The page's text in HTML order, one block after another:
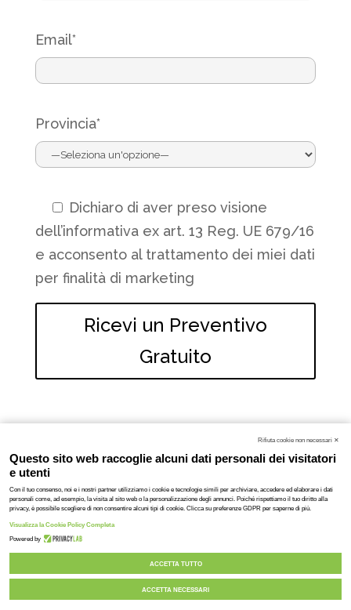
Email*
Provincia*
Dichiaro di aver preso visione
dell’informativaex art. 13 Reg. UE 679/16
e acconsento al trattamento dei miei dati
per finalità di marketing
Ricevi un Preventivo
Gratuito
© 2020-2023 DAV srl, tutti i diritti riservati
| P. IVA: 03701430369 |Privacy policy